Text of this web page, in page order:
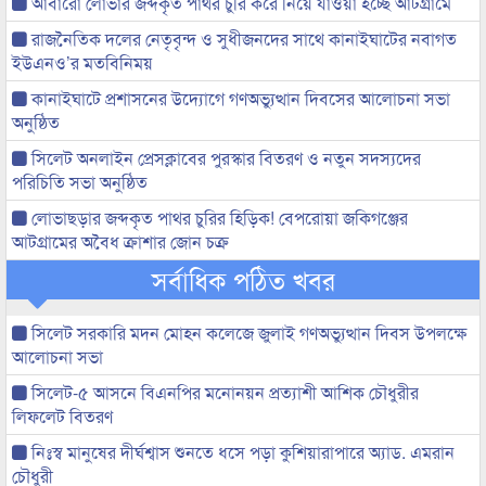
রাজনৈতিক দলের নেতৃবৃন্দ ও সুধীজনদের সাথে কানাইঘাটের নবাগত
ইউএনও’র মতবিনিময়
কানাইঘাটে প্রশাসনের উদ্যোগে গণঅভ্যুত্থান দিবসের আলোচনা সভা
অনুষ্ঠিত
সিলেট অনলাইন প্রেসক্লাবের পুরস্কার বিতরণ ও নতুন সদস্যদের
পরিচিতি সভা অনুষ্ঠিত
লোভাছড়ার জব্দকৃত পাথর চুরির হিড়িক! বেপরোয়া জকিগঞ্জের
আটগ্রামের অবৈধ ক্রাশার জোন চক্র
সর্বাধিক পঠিত খবর
সিলেট সরকারি মদন মোহন কলেজে জুলাই গণঅভ্যুত্থান দিবস উপলক্ষে
আলোচনা সভা
সিলেট-৫ আসনে বিএনপির মনোনয়ন প্রত্যাশী আশিক চৌধুরীর
লিফলেট বিতরণ
নিঃস্ব মানুষের দীর্ঘশ্বাস শুনতে ধসে পড়া কুশিয়ারাপারে অ্যাড. এমরান
চৌধুরী